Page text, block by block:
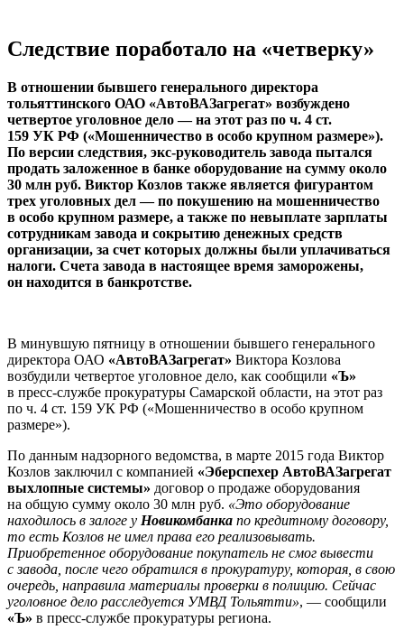
Следствие поработало на «четверку»
В отношении бывшего генерального директора
тольяттинского ОАО «АвтоВАЗагрегат» возбуждено
четвертое уголовное дело — на этот раз по ч. 4 ст.
159 УК РФ («Мошенничество в особо крупном размере»).
По версии следствия, экс-руководитель завода пытался
продать заложенное в банке оборудование на сумму около
30 млн руб. Виктор Козлов также является фигурантом
трех уголовных дел — по покушению на мошенничество
в особо крупном размере, а также по невыплате зарплаты
сотрудникам завода и сокрытию денежных средств
организации, за счет которых должны были уплачиваться
налоги. Счета завода в настоящее время заморожены,
он находится в банкротстве.
В минувшую пятницу в отношении бывшего генерального
директора ОАО «АвтоВАЗагрегат» Виктора Козлова
возбудили четвертое уголовное дело, как сообщили «Ъ»
в пресс-службе прокуратуры Самарской области, на этот раз
по ч. 4 ст. 159 УК РФ («Мошенничество в особо крупном
размере»).
По данным надзорного ведомства, в марте 2015 года Виктор
Козлов заключил с компанией «Эберспехер АвтоВАЗагрегат
выхлопные системы» договор о продаже оборудования
на общую сумму около 30 млн руб. «Это оборудование
находилось в залоге у Новикомбанка по кредитному договору,
то есть Козлов не имел права его реализовывать.
Приобретенное оборудование покупатель не смог вывести
с завода, после чего обратился в прокуратуру, которая, в свою
очередь, направила материалы проверки в полицию. Сейчас
уголовное дело расследуется УМВД Тольятти», — сообщили
«Ъ» в пресс-службе прокуратуры региона.